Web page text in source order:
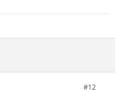
#12